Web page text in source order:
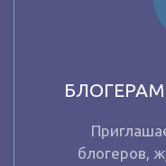
блогеров,